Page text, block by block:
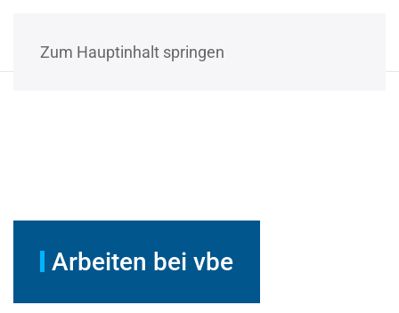
Zum Hauptinhalt springen
Arbeiten bei vbe